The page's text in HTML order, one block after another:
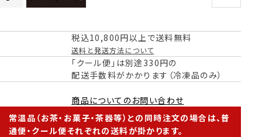
税込10,800円以上で送料無料
送料と発送方法について
「クール便」は別途330円の
配送手数料がかかります（冷凍品のみ）
商品についてのお問い合わせ
常温品（お茶・お菓子・茶器等）との同時注文の場合は、普
通便・クール便それぞれの送料が掛かります。